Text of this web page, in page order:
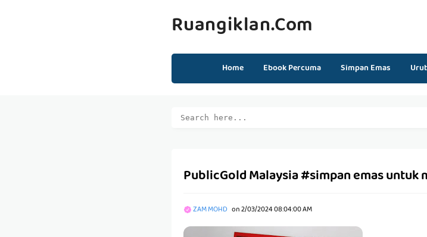
Ruangiklan.com
Home Ebook Percuma Simpan Emas Urut
PublicGold Malaysia #simpan emas untuk
ZAM MOHD on2/03/2024 08:04:00 AM